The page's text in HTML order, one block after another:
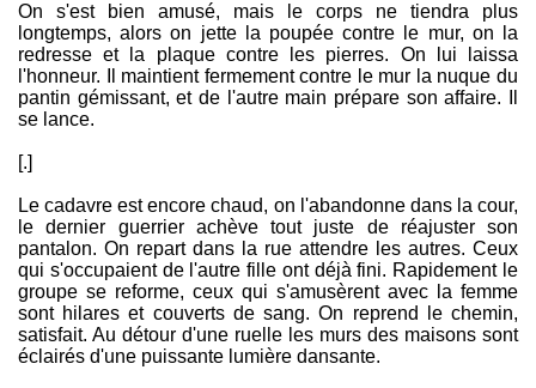
On s'est bien amusé, mais le corps ne tiendra plus
longtemps, alors on jette la poupée contre le mur, on la
redresse et la plaque contre les pierres. On lui laissa
l'honneur. Il maintient fermement contre le mur la nuque du
pantin gémissant, et de l'autre main prépare son affaire. Il
se lance.
[.]
Le cadavre est encore chaud, on l'abandonne dans la cour,
le dernier guerrier achève tout juste de réajuster son
pantalon. On repart dans la rue attendre les autres. Ceux
qui s'occupaient de l'autre fille ont déjà fini. Rapidement le
groupe se reforme, ceux qui s'amusèrent avec la femme
sont hilares et couverts de sang. On reprend le chemin,
satisfait. Au détour d'une ruelle les murs des maisons sont
éclairés d'une puissante lumière dansante.